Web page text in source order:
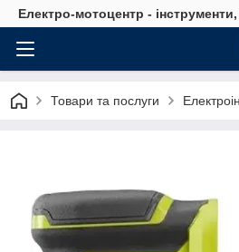
Електро-мотоцентр -
Товари та послуги